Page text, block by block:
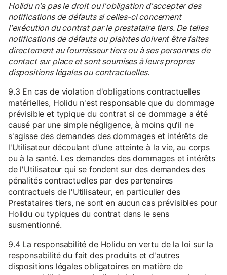
Holidu n'a pas le droit ou l'obligation d'accepter des
notifications de défauts si celles-ci concernent
l'exécution du contrat par le prestataire tiers. De telles
notifications de défauts ou plaintes doivent être faites
directement au fournisseur tiers ou à ses personnes de
contact sur place et sont soumises à leurs propres
dispositions légales ou contractuelles.
9.3 En cas de violation d'obligations contractuelles
matérielles, Holidu n'est responsable que du dommage
prévisible et typique du contrat si ce dommage a été
causé par une simple négligence, à moins qu'il ne
s'agisse des demandes des dommages et intérêts de
l'Utilisateur découlant d'une atteinte à la vie, au corps
ou à la santé. Les demandes des dommages et intérêts
de l'Utilisateur qui se fondent sur des demandes des
pénalités contractuelles par des partenaires
contractuels de l'Utilisateur, en particulier des
Prestataires tiers, ne sont en aucun cas prévisibles pour
Holidu ou typiques du contrat dans le sens
susmentionné.
9.4 La responsabilité de Holidu en vertu de la loi sur la
responsabilité du fait des produits et d'autres
dispositions légales obligatoires en matière de